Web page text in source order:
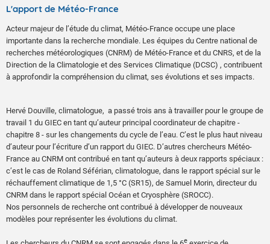
L'apport de Météo-France
Acteur majeur de l’étude du climat, Météo-France occupe une place
importante dans la recherche mondiale. Les équipes du Centre national de
recherches météorologiques (CNRM) de Météo-France et du CNRS, et de la
Direction de la Climatologie et des Services Climatique (DCSC) , contribuent
à approfondir la compréhension du climat, ses évolutions et ses impacts.
Hervé Douville, climatologue, a passé trois ans à travailler pour le groupe de
travail 1 du GIEC en tant qu’auteur principal coordinateur de chapitre -
chapitre 8 - sur les changements du cycle de l’eau. C’est le plus haut niveau
d’auteur pour l’écriture d’un rapport du GIEC. D’autres chercheurs Météo-
France au CNRM ont contribué en tant qu’auteurs à deux rapports spéciaux :
c’est le cas de Roland Séférian, climatologue, dans le rapport spécial sur le
réchauffement climatique de 1,5 °C (SR15), de Samuel Morin, directeur du
CNRM dans le rapport spécial Océan et Cryosphère (SROCC).
Nos personnels de recherche ont contribué à développer de nouveaux
modèles pour représenter les évolutions du climat.
e